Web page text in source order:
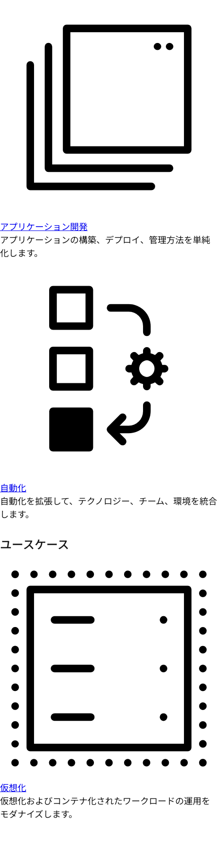
アプリケーション開発
アプリケーションの構築、デプロイ、管理方法を単純
化します。
自動化
自動化を拡張して、テクノロジー、チーム、環境を統合
します。
ユースケース
仮想化
仮想化およびコンテナ化されたワークロードの運用を
モダナイズします。